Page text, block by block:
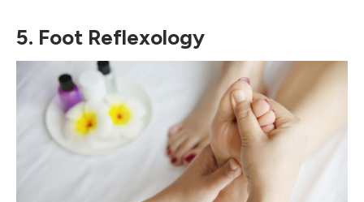
5. Foot Reflexology